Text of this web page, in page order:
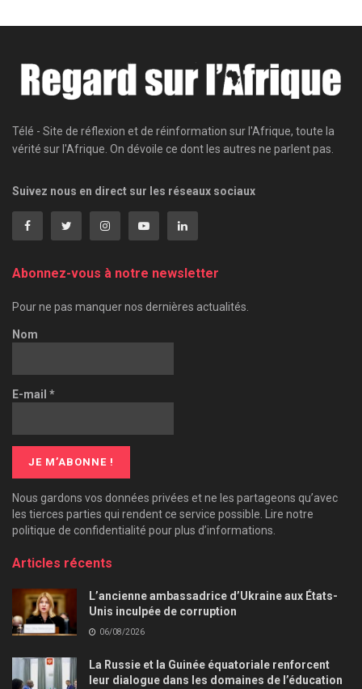
Télé - Site de réflexion et de réinformation sur l'Afrique, toute la
vérité sur l'Afrique. On dévoile ce dont les autres ne parlent pas.
Suivez nous en direct sur les réseaux sociaux
Abonnez-vous à notre newsletter
Pour ne pas manquer nos dernières actualités.
Nom
E-mail *
Nous gardons vos données privées et ne les partageons qu’avec
les tierces parties qui rendent ce service possible. Lire notre
politique de confidentialité pour plus d’informations.
Articles récents
L’ancienne ambassadrice d’Ukraine aux États-
Unis inculpée de corruption
06/08/2026
La Russie et la Guinée équatoriale renforcent
leur dialogue dans les domaines de l’éducation